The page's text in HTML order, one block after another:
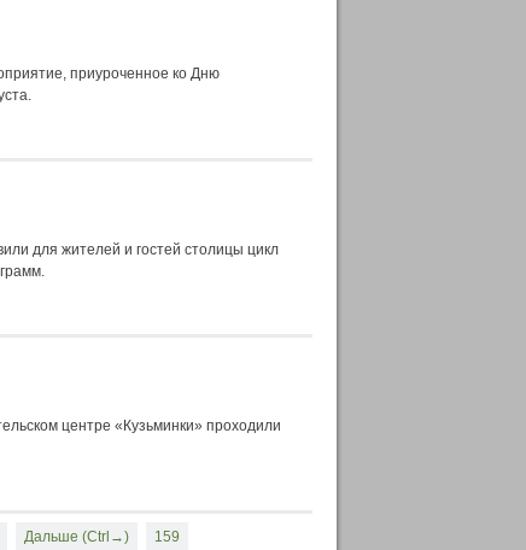
приуроченное ко Дню
для жителей и гостей столицы цикл
центре «Кузьминки» проходили
Дальше (Ctrl→) 159